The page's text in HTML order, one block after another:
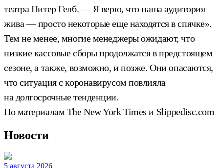
театра Питер Гелб. — Я верю, что наша аудитория
жива — просто некоторые еще находятся в спячке».
Тем не менее, многие менеджеры ожидают, что
низкие кассовые сборы продолжатся в предстоящем
сезоне, а также, возможно, и позже. Они опасаются,
что ситуация с коронавирусом повлияла
на долгосрочные тенденции.
По материалам The New York Times и Slippedisc.com
Новости
5 августа 2026